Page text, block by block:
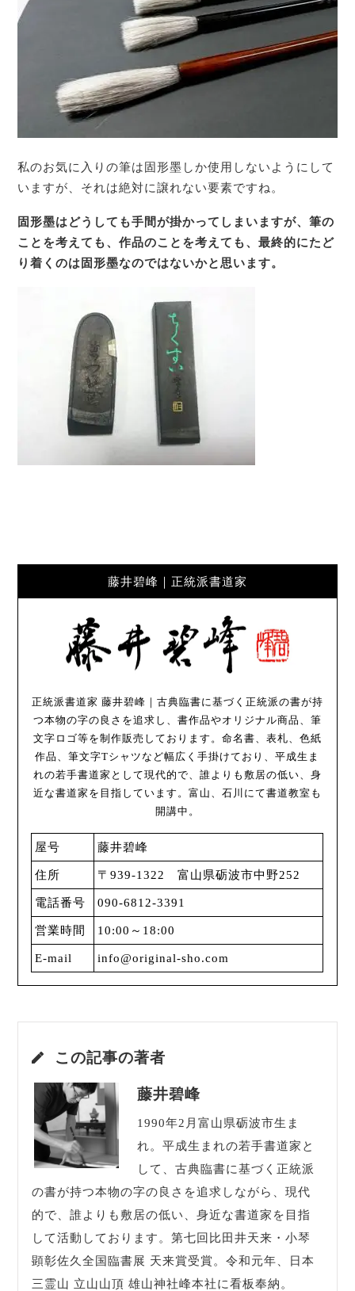
私のお気に入りの筆は固形墨しか使用しないようにして
いますが、それは絶対に譲れない要素ですね。
固形墨はどうしても手間が掛かってしまいますが、筆の
ことを考えても、作品のことを考えても、最終的にたど
り着くのは固形墨なのではないかと思います。
藤井碧峰｜正統派書道家
正統派書道家 藤井碧峰｜古典臨書に基づく正統派の書が持
つ本物の字の良さを追求し、書作品やオリジナル商品、筆
文字ロゴ等を制作販売しております。命名書、表札、色紙
作品、筆文字Tシャツなど幅広く手掛けており、平成生ま
れの若手書道家として現代的で、誰よりも敷居の低い、身
近な書道家を目指しています。富山、石川にて書道教室も
開講中。
屋号 藤井碧峰
住所 〒939-1322 富山県砺波市中野252
電話番号 090-6812-3391
営業時間 10:00～18:00
E-mail info@original-sho.com
この記事の著者
藤井碧峰
1990年2月富山県砺波市生ま
れ。平成生まれの若手書道家と
して、古典臨書に基づく正統派
の書が持つ本物の字の良さを追求しながら、現代
的で、誰よりも敷居の低い、身近な書道家を目指
して活動しております。第七回比田井天来・小琴
顕彰佐久全国臨書展 天来賞受賞。令和元年、日本
三霊山 立山山頂 雄山神社峰本社に看板奉納。